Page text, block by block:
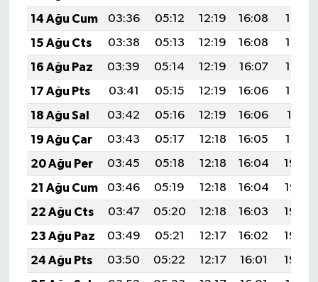
14 Ağu Cum
03:36 05:12 12:19 16:08
19:17
15 Ağu Cts
03:38 05:13 12:19 16:08
19:15
16 Ağu Paz
03:39 05:14 12:19 16:07
19:14
17 Ağu Pts
03:41 05:15 12:19 16:06
19:12
18 Ağu Sal
03:42 05:16 12:19 16:06
19:11
19 Ağu Çar
03:43 05:17 12:18 16:05
19:10
20 Ağu Per
03:45 05:18 12:18 16:04
19:08
21 Ağu Cum
03:46 05:19 12:18 16:04
19:07
22 Ağu Cts
03:47 05:20 12:18 16:03
19:05
23 Ağu Paz
03:49 05:21 12:17 16:02
19:04
24 Ağu Pts
03:50 05:22 12:17 16:01
19:02